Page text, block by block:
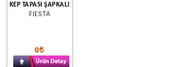
KEP TAPASI ŞAPKALI
FIESTA
0